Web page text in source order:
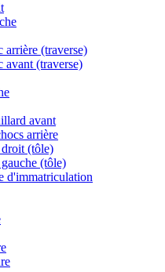
arrière (traverse)
avant (traverse)
avant
arrière
droit (tôle)
(tôle)
d'immatriculation